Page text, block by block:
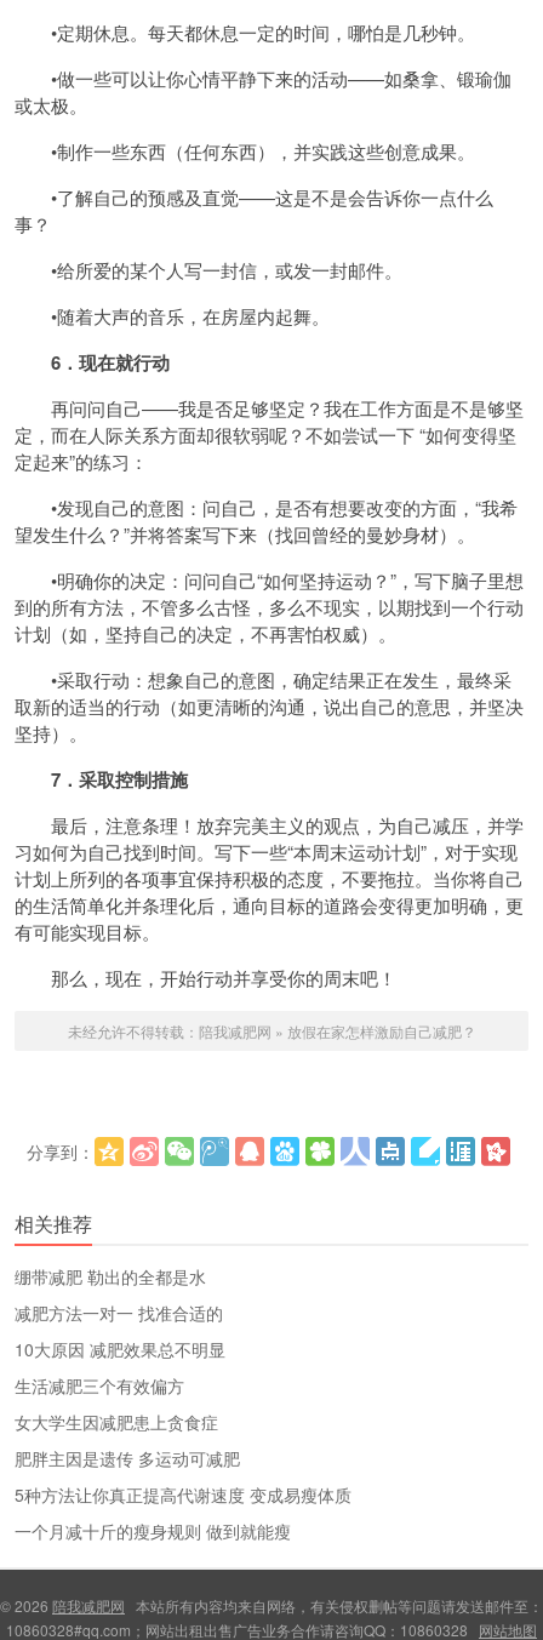
•定期休息。每天都休息一定的时间，哪怕是几秒钟。
•做一些可以让你心情平静下来的活动——如桑拿、锻瑜伽
或太极。
•制作一些东西（任何东西），并实践这些创意成果。
•了解自己的预感及直觉——这是不是会告诉你一点什么
事？
•给所爱的某个人写一封信，或发一封邮件。
•随着大声的音乐，在房屋内起舞。
6．现在就行动
再问问自己——我是否足够坚定？我在工作方面是不是够坚
定，而在人际关系方面却很软弱呢？不如尝试一下 “如何变得坚
定起来”的练习：
•发现自己的意图：问自己，是否有想要改变的方面，“我希
望发生什么？”并将答案写下来（找回曾经的曼妙身材）。
•明确你的决定：问问自己“如何坚持运动？”，写下脑子里想
到的所有方法，不管多么古怪，多么不现实，以期找到一个行动
计划（如，坚持自己的决定，不再害怕权威）。
•采取行动：想象自己的意图，确定结果正在发生，最终采
取新的适当的行动（如更清晰的沟通，说出自己的意思，并坚决
坚持）。
7．采取控制措施
最后，注意条理！放弃完美主义的观点，为自己减压，并学
习如何为自己找到时间。写下一些“本周末运动计划”，对于实现
计划上所列的各项事宜保持积极的态度，不要拖拉。当你将自己
的生活简单化并条理化后，通向目标的道路会变得更加明确，更
有可能实现目标。
那么，现在，开始行动并享受你的周末吧！
未经允许不得转载： 陪我减肥网 » 放假在家怎样激励自己减肥？
分享到：
相关推荐
绷带减肥 勒出的全都是水
减肥方法一对一 找准合适的
10大原因 减肥效果总不明显
生活减肥三个有效偏方
女大学生因减肥患上贪食症
肥胖主因是遗传 多运动可减肥
5种方法让你真正提高代谢速度 变成易瘦体质
一个月减十斤的瘦身规则 做到就能瘦
© 2026 陪我减肥网 本站所有内容均来自网络，有关侵权删帖等问题请发送邮件至：
10860328#qq.com；网站出租出售广告业务合作请咨询QQ：10860328 网站地图